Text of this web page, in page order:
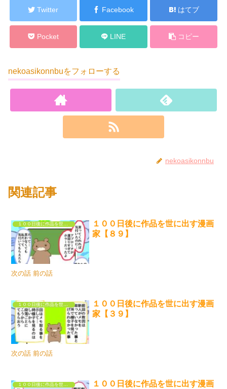
Twitter Facebook はてブ
Pocket LINE コピー
nekoasikonnbuをフォローする
nekoasikonnbu
関連記事
１００日後に作品を世に出す漫画家
１００日後に作品を世に出す漫画
家【８９】
次の話 前の話
１００日後に作品を世に出す漫画家
１００日後に作品を世に出す漫画
家【３９】
次の話 前の話
１００日後に作品を世に出す漫画家
１００日後に作品を世に出す漫画